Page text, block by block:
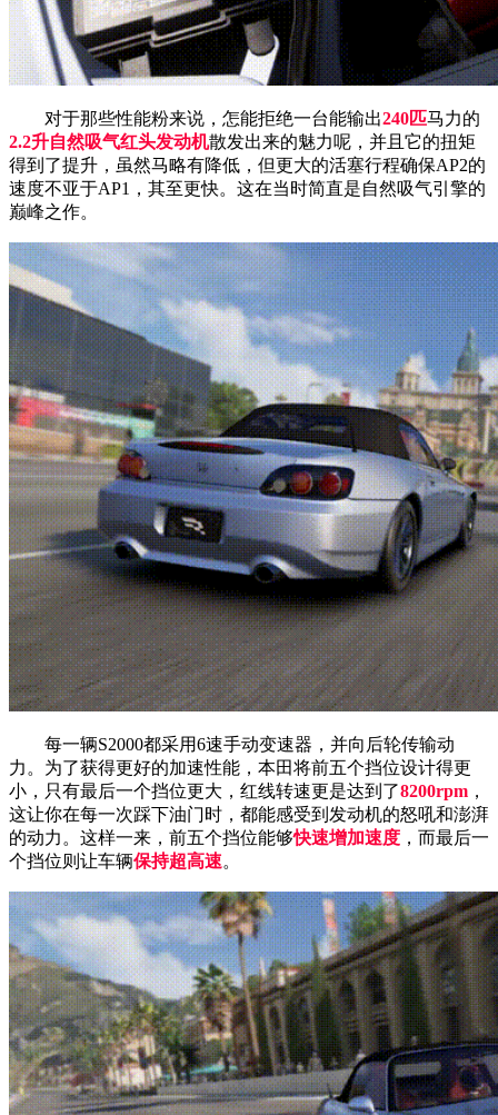
对于那些性能粉来说，怎能拒绝一台能输出240匹马力的
2.2升自然吸气红头发动机散发出来的魅力呢，并且它的扭矩
得到了提升，虽然马略有降低，但更大的活塞行程确保AP2的
速度不亚于AP1，其至更快。这在当时简直是自然吸气引擎的
巅峰之作。
每一辆S2000都采用6速手动变速器，并向后轮传输动
力。为了获得更好的加速性能，本田将前五个挡位设计得更
小，只有最后一个挡位更大，红线转速更是达到了8200rpm ，
这让你在每一次踩下油门时，都能感受到发动机的怒吼和澎湃
的动力。这样一来，前五个挡位能够快速增加速度 ，而最后一
个挡位则让车辆保持超高速。